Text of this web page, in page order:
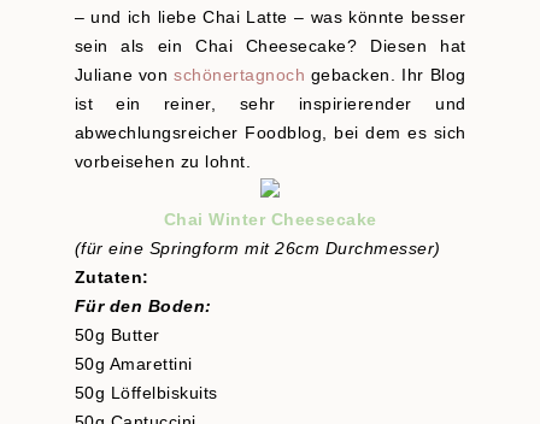
– und ich liebe Chai Latte – was könnte besser
sein als ein Chai Cheesecake? Diesen hat
Juliane vonschönertagnoch gebacken. Ihr Blog
ist ein reiner, sehr inspirierender und
abwechlungsreicher Foodblog, bei dem es sich
vorbeisehen zu lohnt.
Chai Winter Cheesecake
(für eine Springform mit 26cm Durchmesser)
Zutaten:
Für den Boden:
50g Butter
50g Amarettini
50g Löffelbiskuits